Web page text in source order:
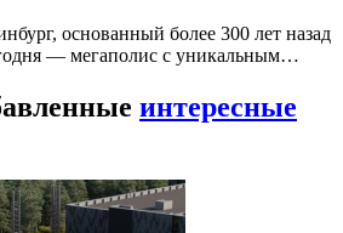
основанный более 300 лет назад
— мегаполис с уникальным…
интересные